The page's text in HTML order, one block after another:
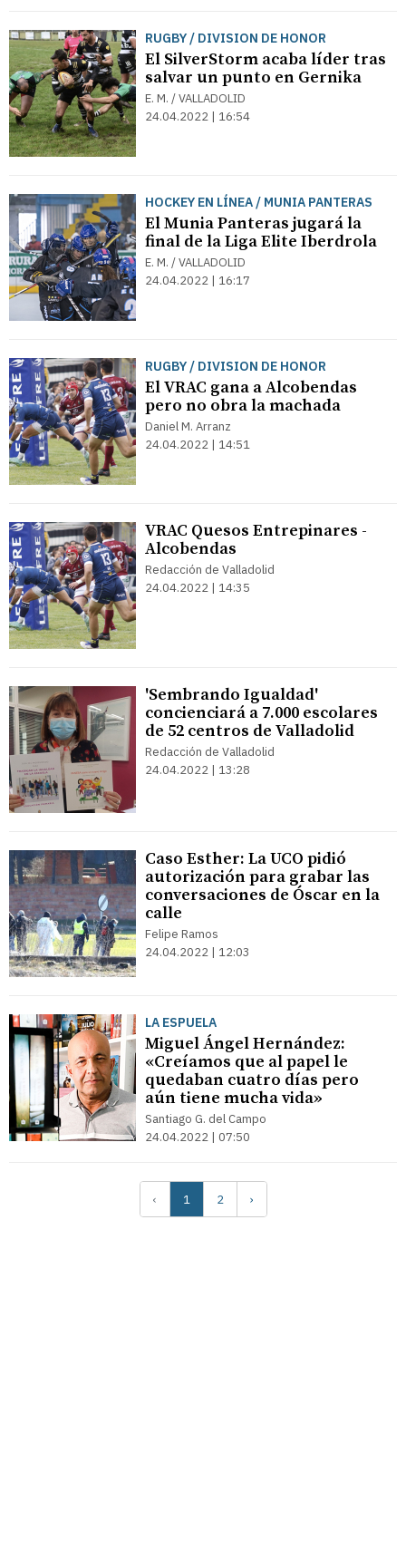
RUGBY / DIVISION DE HONOR
El SilverStorm acaba líder tras
salvar un punto en Gernika
E. M. / VALLADOLID
24.04.2022 | 16:54
HOCKEY EN LÍNEA / MUNIA PANTERAS
El Munia Panteras jugará la
final de la Liga Elite Iberdrola
E. M. / VALLADOLID
24.04.2022 | 16:17
RUGBY / DIVISION DE HONOR
El VRAC gana a Alcobendas
pero no obra la machada
Daniel M. Arranz
24.04.2022 | 14:51
VRAC Quesos Entrepinares -
Alcobendas
Redacción de Valladolid
24.04.2022 | 14:35
'Sembrando Igualdad'
concienciará a 7.000 escolares
de 52 centros de Valladolid
Redacción de Valladolid
24.04.2022 | 13:28
Caso Esther: La UCO pidió
autorización para grabar las
conversaciones de Óscar en la
calle
Felipe Ramos
24.04.2022 | 12:03
LA ESPUELA
Miguel Ángel Hernández:
«Creíamos que al papel le
quedaban cuatro días pero
aún tiene mucha vida»
Santiago G. del Campo
24.04.2022 | 07:50
‹ 1 2 ›